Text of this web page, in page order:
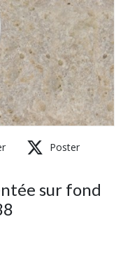
Poster
sur fond